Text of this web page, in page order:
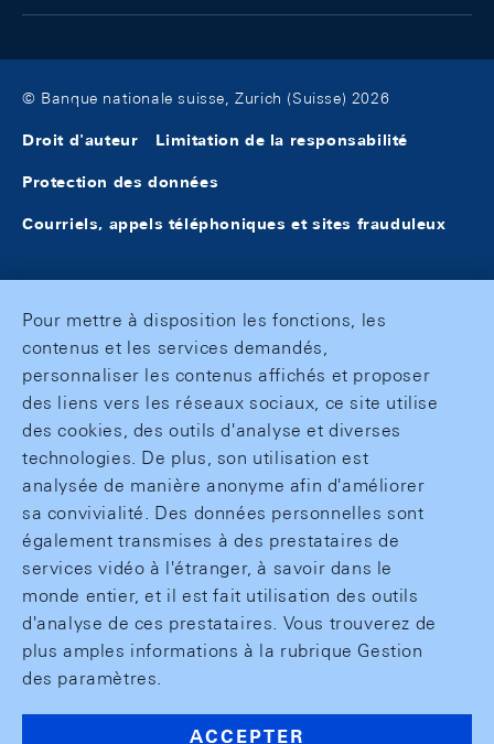
© Banque nationale suisse, Zurich (Suisse) 2026
Droit d'auteur Limitation de la responsabilité
Protection des données
Courriels, appels téléphoniques et sites frauduleux
Pour mettre à disposition les fonctions, les
contenus et les services demandés,
personnaliser les contenus affichés et proposer
des liens vers les réseaux sociaux, ce site utilise
des cookies, des outils d'analyse et diverses
technologies. De plus, son utilisation est
analysée de manière anonyme afin d'améliorer
sa convivialité. Des données personnelles sont
également transmises à des prestataires de
services vidéo à l'étranger, à savoir dans le
monde entier, et il est fait utilisation des outils
d'analyse de ces prestataires. Vous trouverez de
plus amples informations à la rubrique Gestion
des paramètres.
ACCEPTER